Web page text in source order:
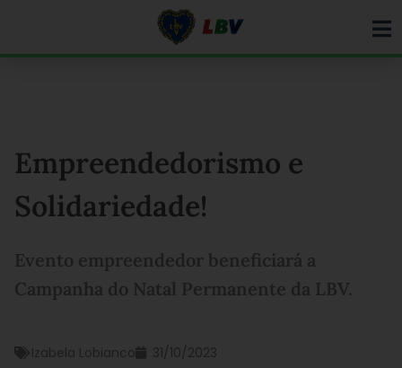
Empreendedorismo e
Solidariedade!
Evento empreendedor beneficiará a
Campanha do Natal Permanente da LBV.
Izabela Lobianco 31/10/2023